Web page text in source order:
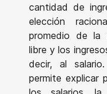
cantidad de
elección
promedio de la
libre y los
decir, al
permite explicar